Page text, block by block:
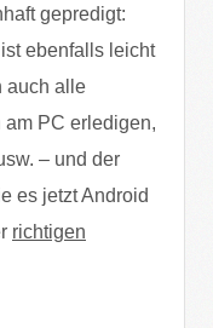
gepredigt:
ebenfalls leicht
auch alle
PC erledigen,
– und der
es jetzt Android
richtigen